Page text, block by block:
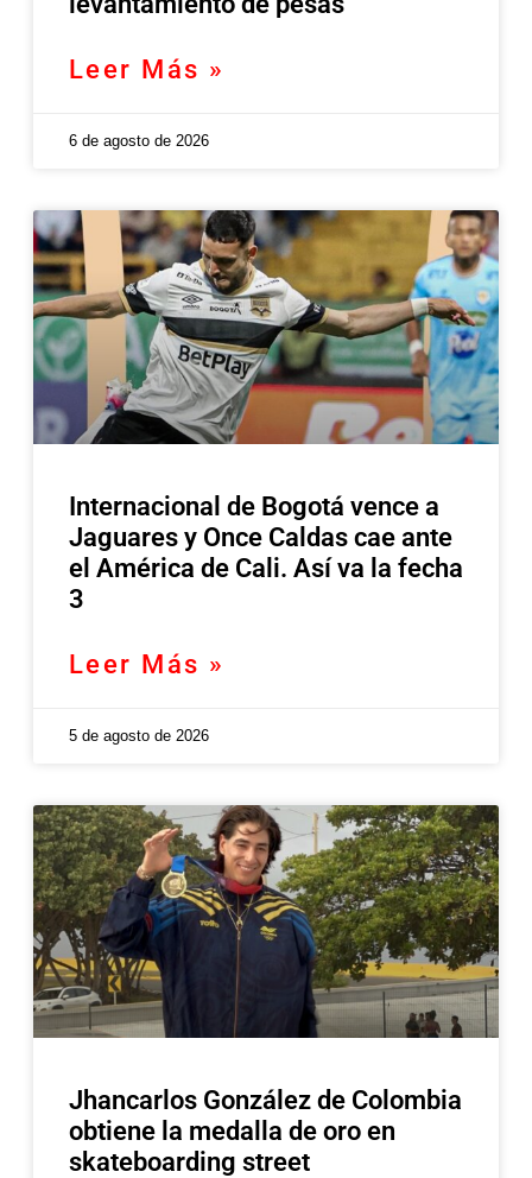
Leer Más »
6 de agosto de 2026
Internacional de Bogotá vence a
Jaguares y Once Caldas cae ante
el América de Cali. Así va la fecha
3
Leer Más »
5 de agosto de 2026
Jhancarlos González de Colombia
obtiene la medalla de oro en
skateboarding street